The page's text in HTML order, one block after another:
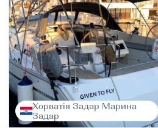
Хорватія Задар Марина
Задар